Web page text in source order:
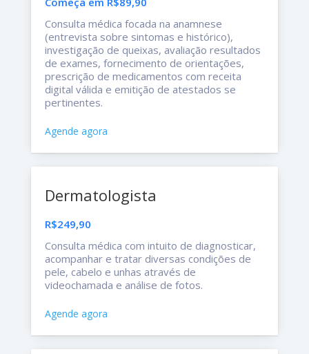
Consulta médica focada na anamnese
(entrevista sobre sintomas e histórico),
investigação de queixas, avaliação resultados
de exames, fornecimento de orientações,
prescrição de medicamentos com receita
digital válida e emitição de atestados se
pertinentes.
Agende agora
Dermatologista
R$249,90
Consulta médica com intuito de diagnosticar,
acompanhar e tratar diversas condições de
pele, cabelo e unhas através de
videochamada e análise de fotos.
Agende agora